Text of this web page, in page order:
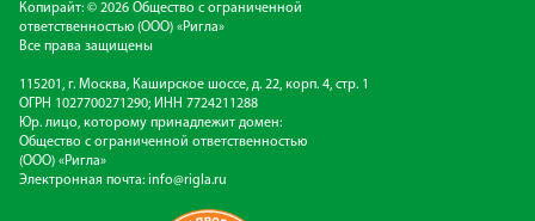
Копирайт: © 2026 Общество с ограниченной
ответственностью (ООО) «Ригла»
Все права защищены
115201, г. Москва, Каширское шоссе, д. 22, корп. 4, стр. 1
ОГРН 1027700271290; ИНН 7724211288
Юр. лицо, которому принадлежит домен:
Общество с ограниченной ответственностью
(ООО) «Ригла»
Электронная почта: info@rigla.ru